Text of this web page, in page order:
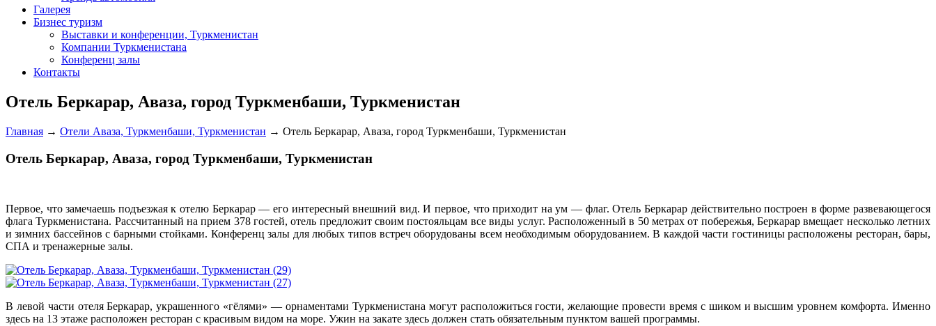
Галерея
Бизнес туризм
Выставки и конференции, Туркменистан
Компании Туркменистана
Конференц залы
Контакты
Отель Беркарар, Аваза, город Туркменбаши, Туркменистан
Главная → Отели Аваза, Туркменбаши, Туркменистан → Отель Беркарар, Аваза, город Туркменбаши, Туркменистан
Отель Беркарар, Аваза, город Туркменбаши, Туркменистан
Первое, что замечаешь подъезжая к отелю Беркарар — его интересный внешний вид. И первое, что приходит на ум — флаг. Отель Беркарар действительно построен в форме развевающегося
флага Туркменистана. Рассчитанный на прием 378 гостей, отель предложит своим постояльцам все виды услуг. Расположенный в 50 метрах от побережья, Беркарар вмещает несколько летних
и зимних бассейнов с барными стойками. Конференц залы для любых типов встреч оборудованы всем необходимым оборудованием. В каждой части гостиницы расположены ресторан, бары,
СПА и тренажерные залы.
В левой части отеля Беркарар, украшенного «гёлями» — орнаментами Туркменистана могут расположиться гости, желающие провести время с шиком и высшим уровнем комфорта. Именно
здесь на 13 этаже расположен ресторан с красивым видом на море. Ужин на закате здесь должен стать обязательным пунктом вашей программы.